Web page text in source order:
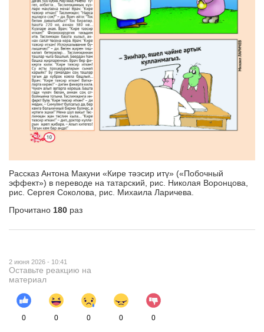
Рассказ Антона Макуни «Кире тәэсир итү» («Побочный
эффект») в переводе на татарский, рис. Николая Воронцова,
рис. Сергея Соколова, рис. Михаила Ларичева.
Прочитано 180 раз
2 июня 2026 - 10:41
Оставьте реакцию на
материал
0 0 0 0 0